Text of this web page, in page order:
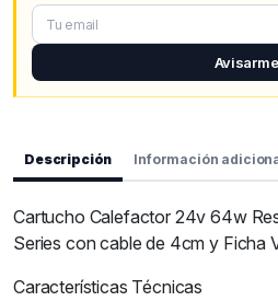
Avisarme
Descripción Información
Cartucho Calefactor 24v 64w
Series con cable de 4cm y Ficha
Características Técnicas